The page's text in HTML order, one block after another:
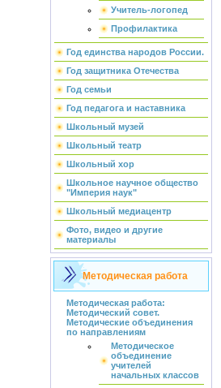
Учитель-логопед
Профилактика
Год единства народов России.
Год защитника Отечества
Год семьи
Год педагога и наставника
Школьный музей
Школьный театр
Школьный хор
Школьное научное общество
"Империя наук"
Школьный медиацентр
Фото, видео и другие
материалы
Методическая работа
Методическая работа:
Методический совет.
Методические объединения
по направлениям
Методическое
объединение
учителей
начальных классов